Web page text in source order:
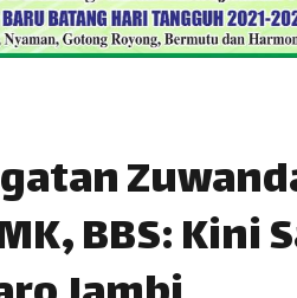
BBS: Kini